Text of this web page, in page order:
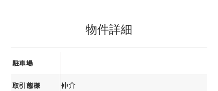
物件詳細
駐車場
取引態様 仲介